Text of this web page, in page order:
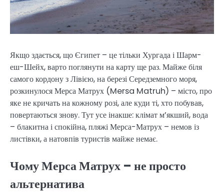
Якщо здається, що Єгипет – це тільки Хургада і Шарм-
еш-Шейх, варто поглянути на карту ще раз. Майже біля
самого кордону з Лівією, на березі Середземного моря,
розкинулося Мерса Матрух (Mersa Matruh) – місто, про
яке не кричать на кожному розі, але куди ті, хто побував,
повертаються знову. Тут усе інакше: клімат м’якший, вода
– блакитна і спокійна, пляжі Мерса-Матрух – немов із
листівки, а натовпів туристів майже немає.
Чому Мерса Матрух – не просто
альтернатива